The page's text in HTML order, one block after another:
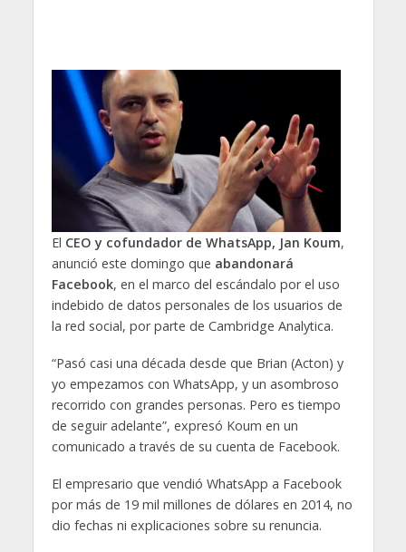
El CEO y cofundador de WhatsApp, Jan Koum,
anunció este domingo que abandonará
Facebook, en el marco del escándalo por el uso
indebido de datos personales de los usuarios de
la red social, por parte de Cambridge Analytica.
“Pasó casi una década desde que Brian (Acton) y
yo empezamos con WhatsApp, y un asombroso
recorrido con grandes personas. Pero es tiempo
de seguir adelante”, expresó Koum en un
comunicado a través de su cuenta de Facebook.
El empresario que vendió WhatsApp a Facebook
por más de 19 mil millones de dólares en 2014, no
dio fechas ni explicaciones sobre su renuncia.